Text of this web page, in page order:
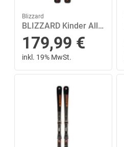
Blizzard
BLIZZARD Kinder All-Mountain Ski FIREBIRD JR L110-140+FDT JR 7 140 in Blau
179,99 €
inkl. 19% MwSt.